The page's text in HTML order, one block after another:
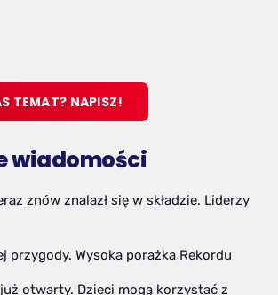
TEMAT? NAPISZ!
wiadomości
znów znalazł się w składzie. Liderzy
przygody. Wysoka porażka Rekordu
otwarty. Dzieci mogą korzystać z